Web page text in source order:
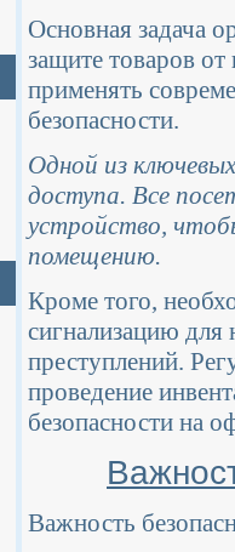
Основная задача
защите товаров
применять
безопасности.
Одной из
доступа. Все
устройство,
помещению.
Кроме того,
сигнализацию
преступлений.
проведение
безопасности на
Важность